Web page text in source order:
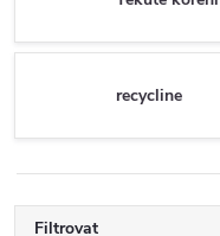
recycline
Filtrovat